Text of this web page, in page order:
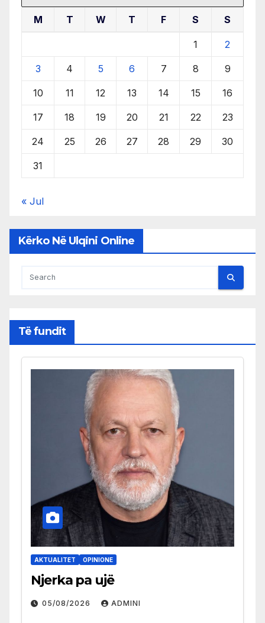
M T W T F S S
1 2
3 4 5 6 7 8 9
10 11 12 13 14 15 16
17 18 19 20 21 22 23
24 25 26 27 28 29 30
31
« Jul
Kërko Në Ulqini Online
Të fundit
AKTUALITET OPINIONE
Njerka pa ujë
05/08/2026 ADMINI